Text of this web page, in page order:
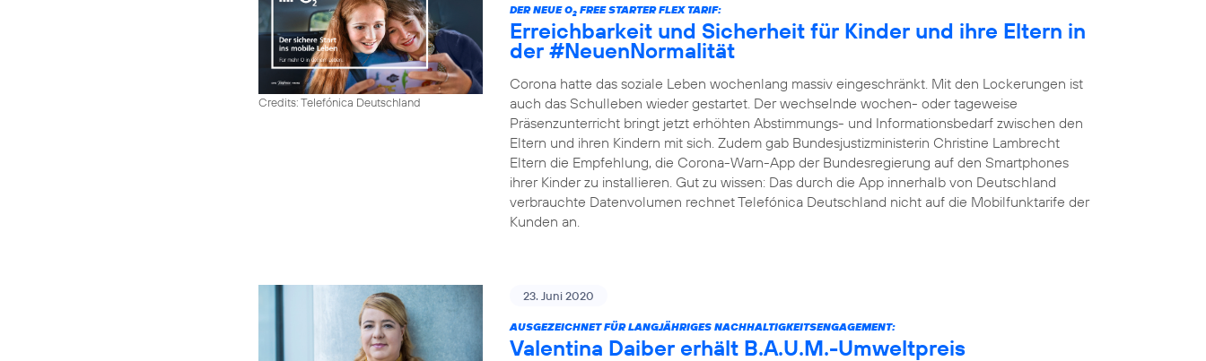
Credits: Telefónica Deutschland
DER NEUE O2 FREE STARTER FLEX TARIF:
Erreichbarkeit und Sicherheit für Kinder und ihre Eltern in
der #NeuenNormalität
Corona hatte das soziale Leben wochenlang massiv eingeschränkt. Mit den Lockerungen ist
auch das Schulleben wieder gestartet. Der wechselnde wochen- oder tageweise
Präsenzunterricht bringt jetzt erhöhten Abstimmungs- und Informationsbedarf zwischen den
Eltern und ihren Kindern mit sich. Zudem gab Bundesjustizministerin Christine Lambrecht
Eltern die Empfehlung, die Corona-Warn-App der Bundesregierung auf den Smartphones
ihrer Kinder zu installieren. Gut zu wissen: Das durch die App innerhalb von Deutschland
verbrauchte Datenvolumen rechnet Telefónica Deutschland nicht auf die Mobilfunktarife der
Kunden an.
23. Juni 2020
AUSGEZEICHNET FÜR LANGJÄHRIGES NACHHALTIGKEITSENGAGEMENT:
Valentina Daiber erhält B.A.U.M.-Umweltpreis